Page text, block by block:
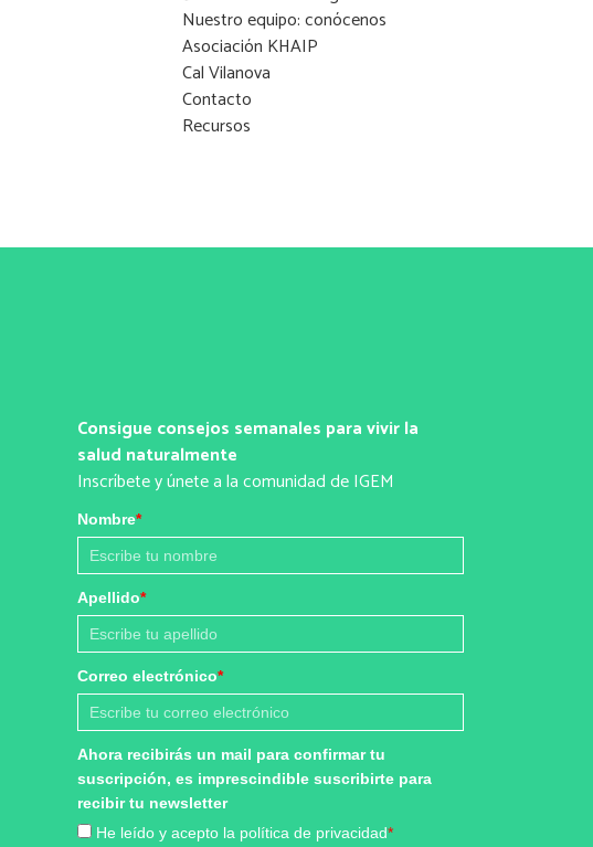
Nuestro equipo: conócenos
Asociación KHAIP
Cal Vilanova
Contacto
Recursos
Consigue consejos semanales para vivir la
salud naturalmente
Inscríbete y únete a la comunidad de IGEM
Nombre*
Apellido*
Correo electrónico*
Ahora recibirás un mail para confirmar tu
suscripción, es imprescindible suscribirte para
recibir tu newsletter
He leído y acepto la política de privacidad*